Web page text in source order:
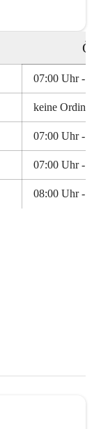
07:00 Uhr -
keine Ordination
07:00 Uhr -
07:00 Uhr -
08:00 Uhr -